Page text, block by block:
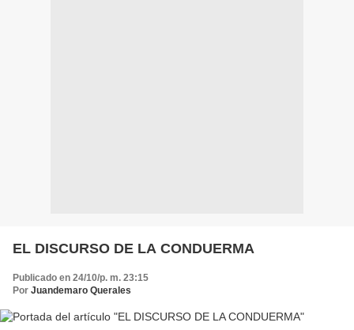
EL DISCURSO DE LA CONDUERMA
Publicado en 24/10/p. m. 23:15
Por Juandemaro Querales